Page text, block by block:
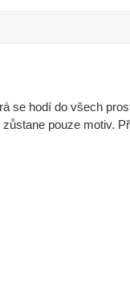
se hodí do všech
pouze motiv.